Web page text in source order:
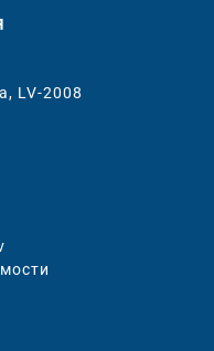
LV-2008